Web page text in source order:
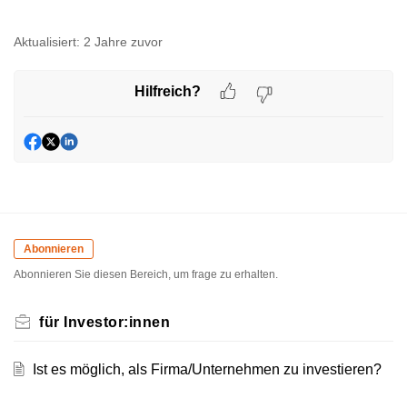
Aktualisiert: 2 Jahre zuvor
Hilfreich?
Abonnieren
Abonnieren Sie diesen Bereich, um frage zu erhalten.
für Investor:innen
Ist es möglich, als Firma/Unternehmen zu investieren?